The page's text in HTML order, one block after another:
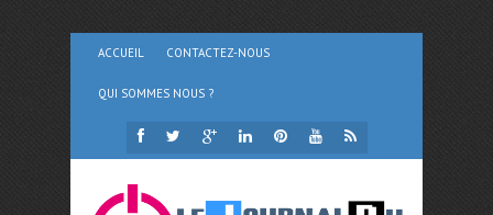
ACCUEIL CONTACTEZ-NOUS
QUI SOMMES NOUS ?